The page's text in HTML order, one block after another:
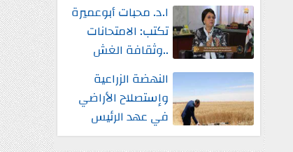
ا.د. محبات أبوعميرة
تكتب: الامتحانات
..وثقافة الغش
النهضة الزراعية
وإستصلاح الأراضي
في عهد الرئيس
السيسي